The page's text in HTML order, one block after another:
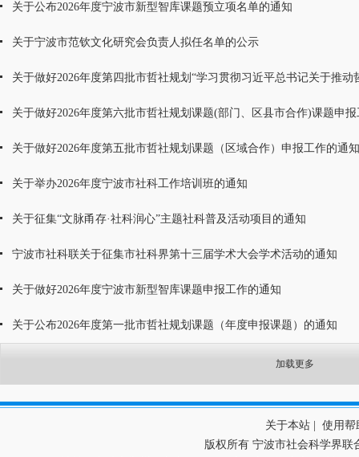
关于公布2026年度宁波市新型智库课题预立项名单的通知
关于宁波市范钦文化研究会负责人拟任名单的公示
关于做好2026年度第四批市哲社规划“学习贯彻习近平总书记关于推动
关于做好2026年度第六批市哲社规划课题(部门、区县市合作)课题申
关于做好2026年度第五批市哲社规划课题（区域合作）申报工作的通知
关于举办2026年度宁波市社科工作培训班的通知
关于征集“文脉甬存·社科润心”主题社科普及活动项目的通知
宁波市社科联关于征集市社科界第十三届学术大会学术活动的通知
关于做好2026年度宁波市新型智库课题申报工作的通知
关于公布2026年度第一批市哲社规划课题（年度申报课题）的通知
加载更多
关于本站
使用帮
版权所有 宁波市社会科学界